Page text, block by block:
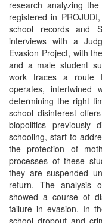
research analyzing
registered in
school records and
interviews with a
Evasion Project, with
and a male student
work traces a route
operates, intertwined
determining the right
school disinterest
biopolitics previously
schooling, start to
the protection of
processes of these
they are suspended
return. The analysis
showed a course of
failure in evasion. In
school dropout and